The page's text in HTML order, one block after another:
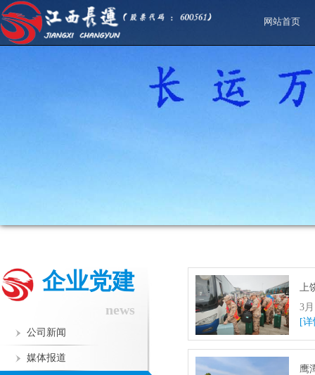
网站首页
企业党建
news
公司新闻
媒体报道
上
3
[
鹰